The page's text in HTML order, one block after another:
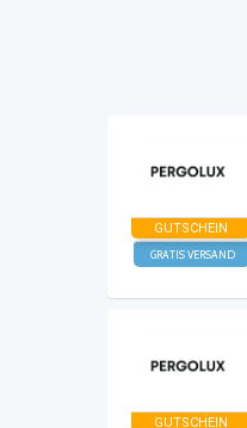
GUTSCHEIN
GRATIS VERSAND
GUTSCHEIN